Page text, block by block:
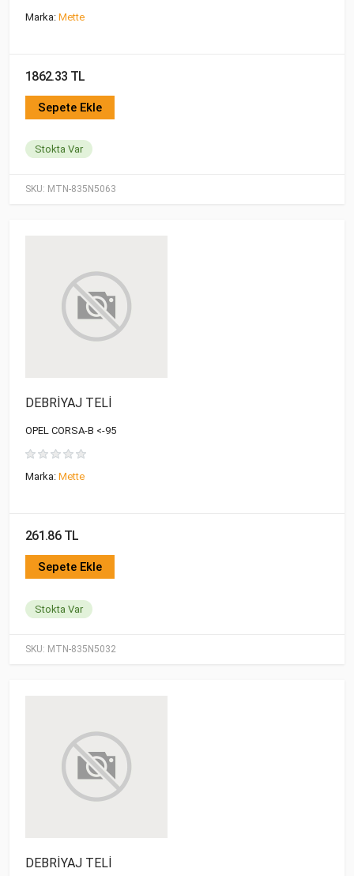
SKU: MTN-835N5063
Marka: Mette
1862.33 TL
Sepete Ekle
Stokta Var
SKU: MTN-835N5032
DEBRİYAJ TELİ
OPEL CORSA-B <-95
Marka: Mette
261.86 TL
Sepete Ekle
Stokta Var
DEBRİYAJ TELİ